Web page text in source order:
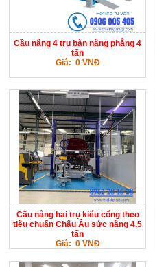
Cầu nâng 4 trụ bàn nâng phẳng 4
tấn
Giá: 0 VNĐ
Cầu nâng hai trụ kiểu cổng theo
tiêu chuẩn Châu Âu sức nâng 4.5
tấn
Giá: 0 VNĐ